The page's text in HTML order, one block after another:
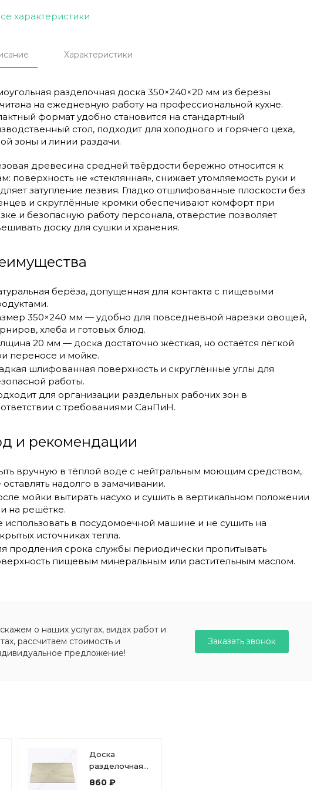
характеристики
Характеристики
разделочная доска 350×240×20 мм из берёзы
на ежедневную работу на профессиональной кухне.
формат удобно становится на стандартный
стол, подходит для холодного и горячего цеха,
зоны и линии раздачи.
древесина средней твёрдости бережно относится к
поверхность не «стеклянная», снижает утомляемость руки и
затупление лезвия. Гладко отшлифованные плоскости без
и скруглённые кромки обеспечивают комфорт при
и безопасную работу персонала, отверстие позволяет
доску для сушки и хранения.
берёза, допущенная для контакта с пищевыми
350×240 мм — удобно для повседневной нарезки овощей,
хлеба и готовых блюд.
20 мм — доска достаточно жёсткая, но остаётся лёгкой
переносе и мойке.
шлифованная поверхность и скруглённые углы для
работы.
для организации раздельных рабочих зон в
с требованиями СанПиН.
и рекомендации
вручную в тёплой воде с нейтральным моющим средством,
оставлять надолго в замачивании.
мойки вытирать насухо и сушить в вертикальном положении
на решётке.
использовать в посудомоечной машине и не сушить на
источниках тепла.
продления срока службы периодически пропитывать
пищевым минеральным или растительным маслом.
о наших услугах, видах работ и
рассчитаем стоимость и
предложение!
Заказать звонок
Доска
разделочная
профессиональная
860 ₽